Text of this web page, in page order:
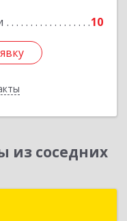
10
из соседних